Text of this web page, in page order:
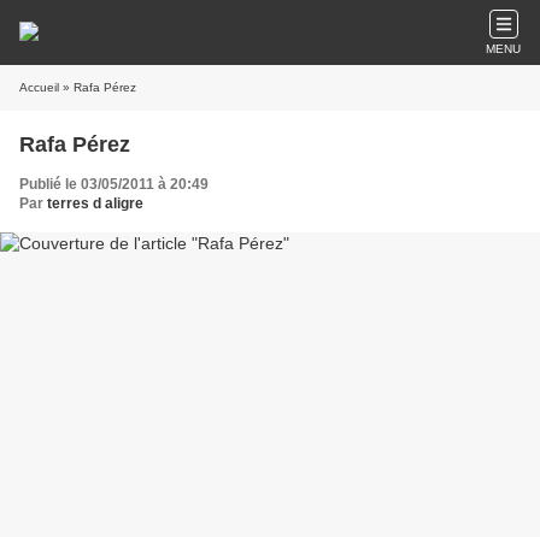
MENU
Accueil » Rafa Pérez
Rafa Pérez
Publié le 03/05/2011 à 20:49
Par terres d aligre